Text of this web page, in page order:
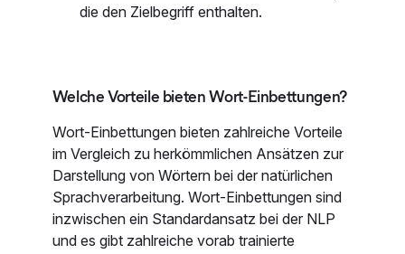
die den Zielbegriff enthalten.
Welche Vorteile bieten Wort-Einbettungen?
Wort-Einbettungen bieten zahlreiche Vorteile
im Vergleich zu herkömmlichen Ansätzen zur
Darstellung von Wörtern bei der natürlichen
Sprachverarbeitung. Wort-Einbettungen sind
inzwischen ein Standardansatz bei der NLP
und es gibt zahlreiche vorab trainierte